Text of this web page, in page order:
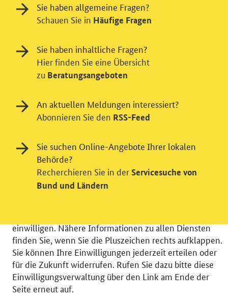
© 2026 Bundesministerium für Wirtschaft und Energie
RSS
Benutzerhinweise
Einwilligung in Tracking und / oder
Wir bitten Sie an dieser Stelle um Ihre Einwilligung für
verschiedene Zusatzdienste unserer Webseite: Wir
möchten die Nutzeraktivität mit Hilfe
datenschutzfreundlicher Statistiken verstehen, um
einwilligen. Nähere Informationen zu allen Diensten
finden Sie, wenn Sie die Pluszeichen rechts aufklappen.
Sie können Ihre Einwilligungen jederzeit erteilen oder
für die Zukunft widerrufen. Rufen Sie dazu bitte diese
Einwilligungsverwaltung über den Link am Ende der
Seite erneut auf.
Sie haben allgemeine Fragen?
Schauen Sie in Häufige Fragen
Sie haben inhaltliche Fragen?
Hier finden Sie eine Übersicht
zu Beratungsangeboten
An aktuellen Meldungen interessiert?
Abonnieren Sie den RSS-Feed
Sie suchen Online-Angebote Ihrer lokalen
Behörde?
Recherchieren Sie in der Servicesuche von
Bund und Ländern